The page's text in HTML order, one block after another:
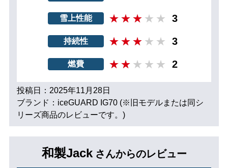
雪上性能 3
持続性 3
燃費 2
投稿日：2025年11月28日
ブランド：iceGUARD IG70 (※旧モデルまたは同シ
リーズ商品のレビューです。)
和製Jack さんからのレビュー